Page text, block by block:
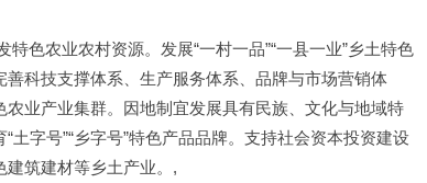
色农业农村资源。发展“一村一品”“一县一业”乡土特色
科技支撑体系、生产服务体系、品牌与市场营销体
业产业集群。因地制宜发展具有民族、文化与地域特
字号”“乡字号”特色产品品牌。支持社会资本投资建设
筑建材等乡土产业。,